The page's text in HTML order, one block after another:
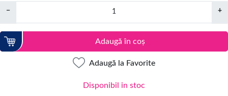
− +
Adaugă în coș
Adaugă la Favorite
Disponibil in stoc